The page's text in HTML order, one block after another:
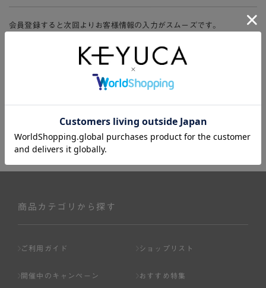
会員登録すると次回よりお客様情報の入力がスムーズです。
ージ、購入履歴をご利用いただけます。
商品カテゴリから探す
ご利用ガイド ショップリスト
開催中のキャンペーン おすすめ特集